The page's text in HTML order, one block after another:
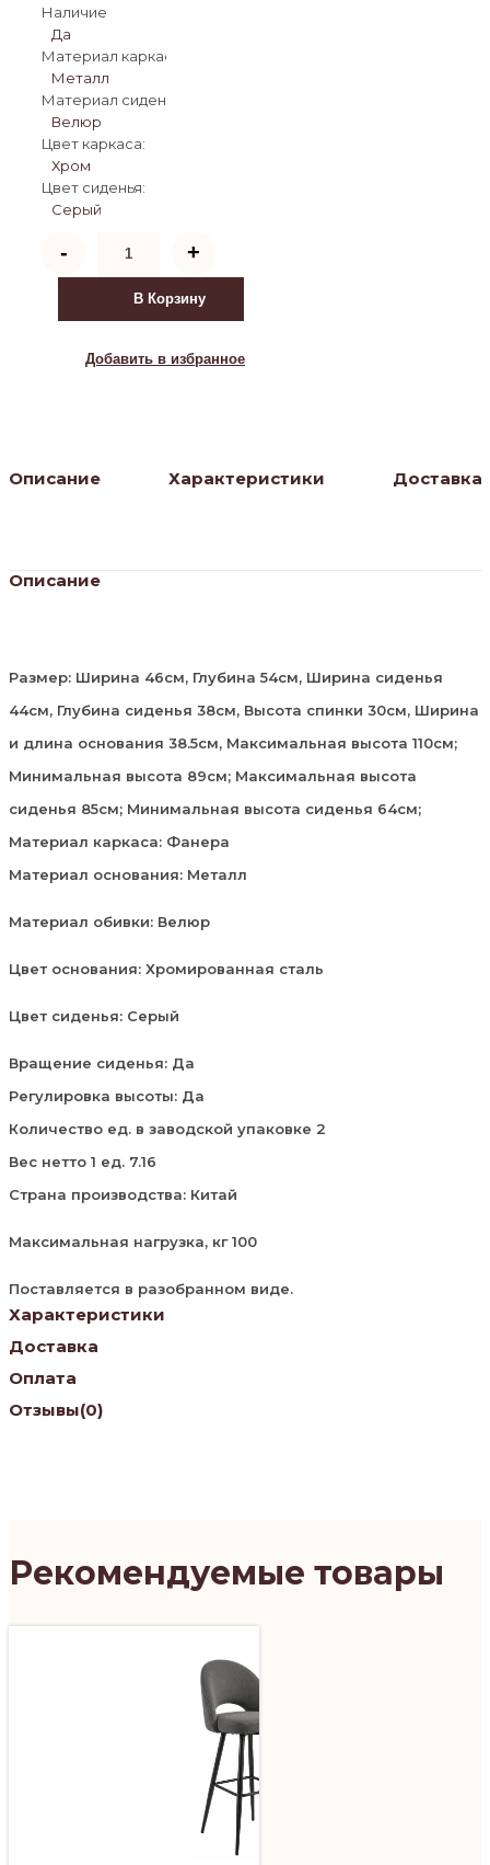
Наличие
Да
Материал каркаса:
Металл
Материал сиденья:
Велюр
Цвет каркаса:
Хром
Цвет сиденья:
Серый
-
товара
Стул
барный
DOBRIN
серый
+
В Корзину
Добавить в избранное
Описание Характеристики Доставка
Описание
Размер: Ширина 46см, Глубина 54см, Ширина сиденья
44см, Глубина сиденья 38см, Высота спинки 30см, Ширина
и длина основания 38.5см, Максимальная высота 110см;
Минимальная высота 89см; Максимальная высота
сиденья 85см; Минимальная высота сиденья 64см;
Материал каркаса: Фанера
Материал основания: Металл
Материал обивки: Велюр
Цвет основания: Хромированная сталь
Цвет сиденья: Серый
Вращение сиденья: Да
Регулировка высоты: Да
Количество ед. в заводской упаковке 2
Вес нетто 1 ед. 7.16
Страна производства: Китай
Максимальная нагрузка, кг 100
Поставляется в разобранном виде.
Характеристики
Доставка
Оплата
Отзывы(0)
Рекомендуемые товары